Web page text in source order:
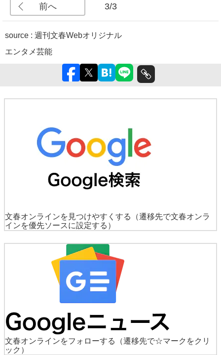
前へ 3/3
source : 週刊文春Webオリジナル
エンタメ芸能
文春オンラインを見つけやすくする
（遷移先で文春オンラ
インを優先ソースに設定する）
文春オンラインをフォローする
（遷移先で☆マークをクリ
ック）